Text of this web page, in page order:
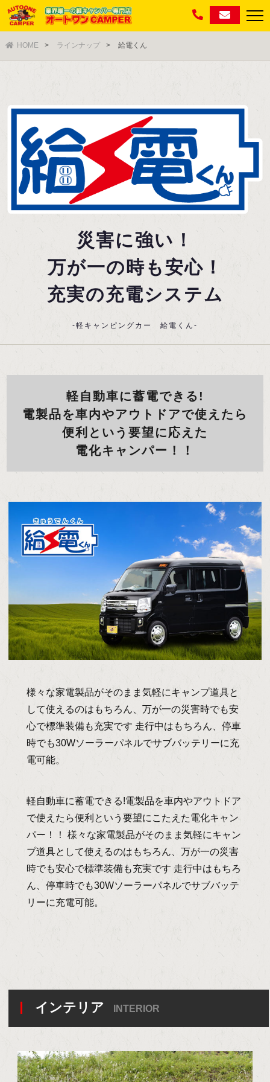
HOME ラインナップ 給電くん
災害に強い！
万が一の時も安心！
充実の充電システム
-軽キャンピングカー 給電くん-
軽自動車に蓄電できる!
電製品を車内やアウトドアで使えたら
便利という要望に応えた
電化キャンパー！！
様々な家電製品がそのまま気軽にキャンプ道具と
して使えるのはもちろん、万が一の災害時でも安
心で標準装備も充実です 走行中はもちろん、停車
時でも30Wソーラーパネルでサブバッテリーに充
電可能。
軽自動車に蓄電できる!電製品を車内やアウトドア
で使えたら便利という要望にこたえた電化キャン
パー！！ 様々な家電製品がそのまま気軽にキャン
プ道具として使えるのはもちろん、万が一の災害
時でも安心で標準装備も充実です 走行中はもちろ
ん、停車時でも30Wソーラーパネルでサブバッテ
リーに充電可能。
インテリア INTERIOR